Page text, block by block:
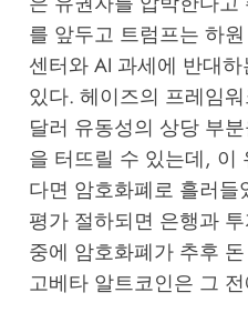
를 앞두고 트럼프는 하
센터와 AI 과세에 반대
있다. 헤이즈의 프레임
달러 유동성의 상당 부
을 터뜨릴 수 있는데, 이
다면 암호화폐로 흘러들
평가 절하되면 은행과
중에 암호화폐가 추후
고베타 알트코인은 그